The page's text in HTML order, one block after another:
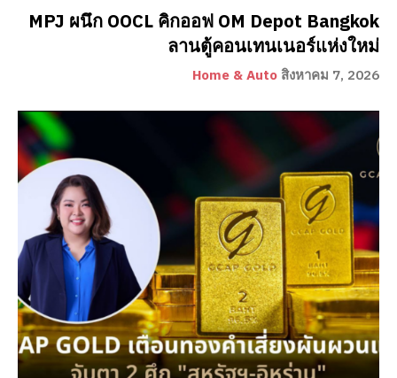
MPJ ผนึก OOCL คิกออฟ OM Depot Bangkok
ลานตู้คอนเทนเนอร์แห่งใหม่
Home & Auto สิงหาคม 7, 2026